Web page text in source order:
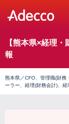
【熊本県×経理
報
熊本県／CFO、管理職(財務
ーラー、経理(財務会計)、経